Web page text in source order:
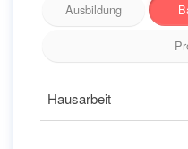
Ausbildung
Hausarbeit